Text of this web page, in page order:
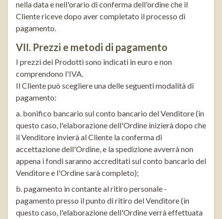
nella data e nell'orario di conferma dell'ordine che il
Cliente riceve dopo aver completato il processo di
pagamento.
VII. Prezzi e metodi di pagamento
I prezzi dei Prodotti sono indicati in euro e non
comprendono l'IVA.
Il Cliente può scegliere una delle seguenti modalità di
pagamento:
a. bonifico bancario sul conto bancario del Venditore (in
questo caso, l'elaborazione dell'Ordine inizierà dopo che
il Venditore invierà al Cliente la conferma di
accettazione dell'Ordine, e la spedizione avverrà non
appena i fondi saranno accreditati sul conto bancario del
Venditore e l'Ordine sarà completo);
b. pagamento in contante al ritiro personale -
pagamento presso il punto di ritiro del Venditore (in
questo caso, l'elaborazione dell'Ordine verrà effettuata